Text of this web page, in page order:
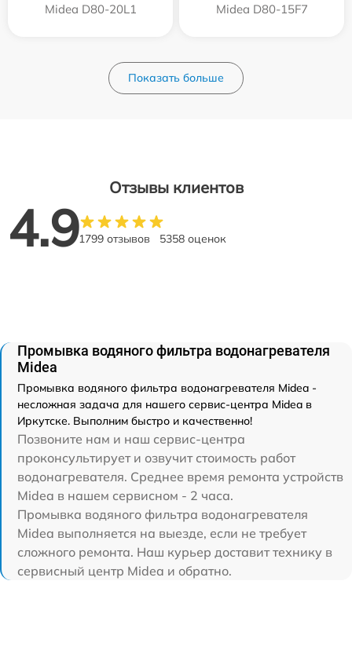
Midea D80-20L1 Midea D80-15F7
Показать больше
Отзывы клиентов
4.91799 отзывов 5358 оценок
Промывка водяного фильтра водонагревателя
Midea
Промывка водяного фильтра водонагревателя Midea -
несложная задача для нашего сервис-центра Midea в
Иркутске. Выполним быстро и качественно!
Позвоните нам и наш сервис-центра
проконсультирует и озвучит стоимость работ
водонагревателя. Среднее время ремонта устройств
Midea в нашем сервисном - 2 часа.
Промывка водяного фильтра водонагревателя
Midea выполняется на выезде, если не требует
сложного ремонта. Наш курьер доставит технику в
сервисный центр Midea и обратно.